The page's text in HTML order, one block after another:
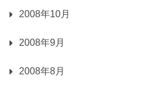
2008年10月
2008年9月
2008年8月